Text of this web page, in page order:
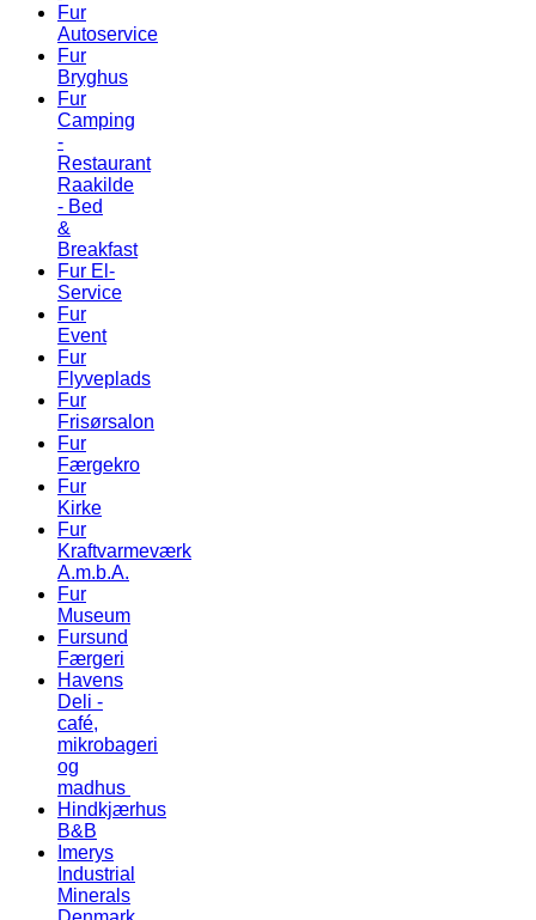
Fur
Autoservice
Fur
Bryghus
Fur
Camping
-
Restaurant
Raakilde
- Bed
&
Breakfast
Fur El-
Service
Fur
Event
Fur
Flyveplads
Fur
Frisørsalon
Fur
Færgekro
Fur
Kirke
Fur
Kraftvarmeværk
A.m.b.A.
Fur
Museum
Fursund
Færgeri
Havens
Deli -
café,
mikrobageri
og
madhus
Hindkjærhus
B&B
Imerys
Industrial
Minerals